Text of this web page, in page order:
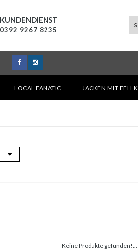
KUNDENDIENST
0392 9267 8235
LOCAL FANATIC JACKEN MIT
Keine Produkte gefunden!...